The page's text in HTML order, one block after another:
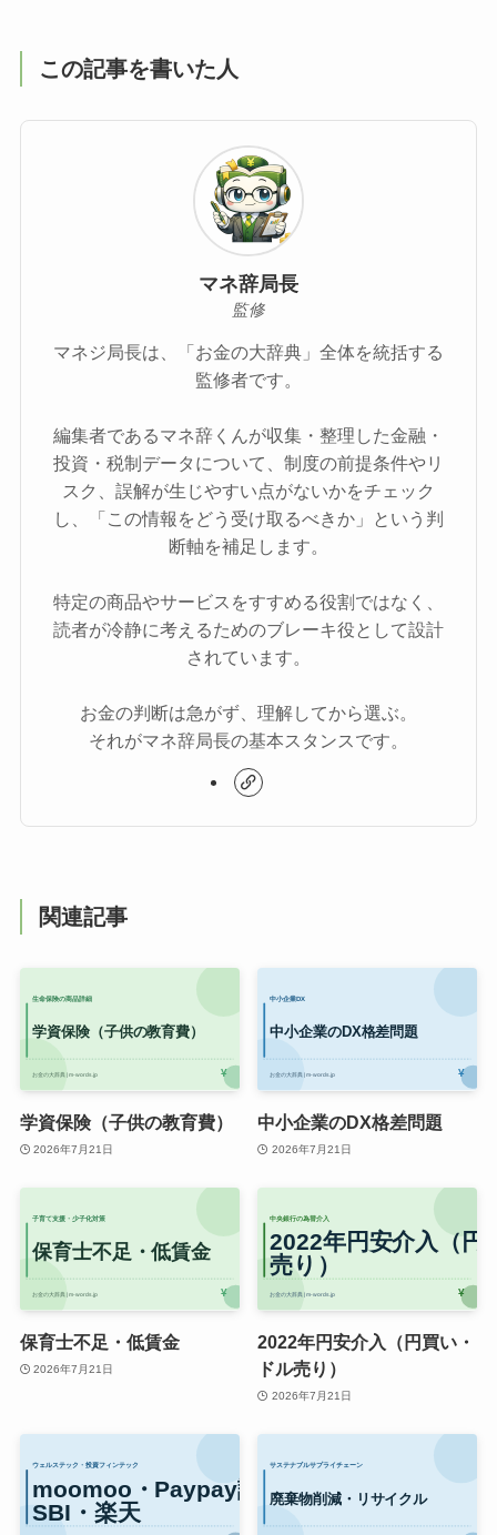
この記事を書いた人
マネ辞局長
監修
マネジ局長は、「お金の大辞典」全体を統括する
監修者です。
編集者であるマネ辞くんが収集・整理した金融・
投資・税制データについて、制度の前提条件やリ
スク、誤解が生じやすい点がないかをチェック
し、「この情報をどう受け取るべきか」という判
断軸を補足します。
特定の商品やサービスをすすめる役割ではなく、
読者が冷静に考えるためのブレーキ役として設計
されています。
お金の判断は急がず、理解してから選ぶ。
それがマネ辞局長の基本スタンスです。
関連記事
学資保険（子供の教育費）
2026年7月21日
中小企業のDX格差問題
2026年7月21日
保育士不足・低賃金
2026年7月21日
2022年円安介入（円買い・
ドル売り）
2026年7月21日